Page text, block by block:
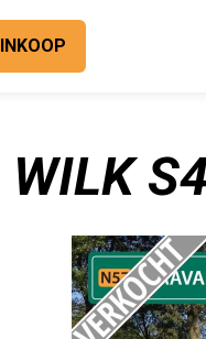
INKOOP
WILK